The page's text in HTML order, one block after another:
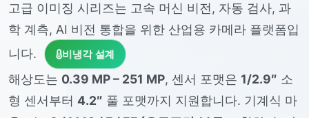
고급 이미징 시리즈는 고속 머신 비전, 자동 검사, 과
학 계측, AI 비전 통합을 위한 산업용 카메라 플랫폼입
니다.
비냉각 설계
해상도는 0.39 MP – 251 MP, 센서 포맷은 1/2.9″ 소
형 센서부터 4.2″ 풀 포맷까지 지원합니다. 기계식 마